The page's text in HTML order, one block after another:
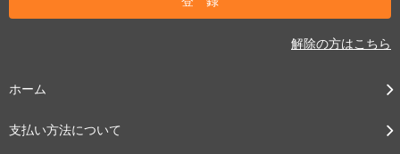
解除の方はこちら
ホーム
支払い方法について